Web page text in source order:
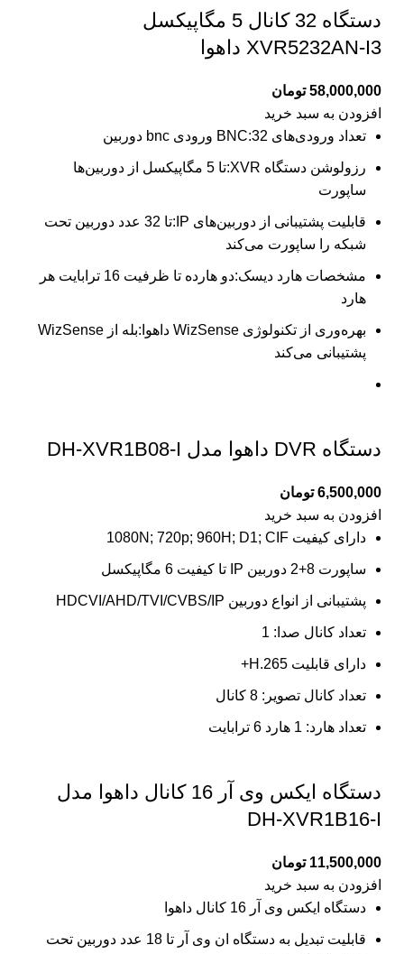
دستگاه 32 کانال 5 مگاپیکسل
XVR5232AN-I3 داهوا
58,000,000 تومان
افزودن به سبد خرید
تعداد ورودی‌های BNC:32 ورودی bnc دوربین
رزولوشن دستگاه XVR:تا 5 مگاپیکسل از دوربین‌ها
ساپورت
قابلیت پشتیبانی از دوربین‌های IP:تا 32 عدد دوربین تحت
شبکه را ساپورت می‌کند
مشخصات هارد دیسک:دو هارده تا ظرفیت 16 ترابایت هر
هارد
بهره‌وری از تکنولوژی WizSense داهوا:بله از WizSense
پشتیبانی می‌کند
دستگاه DVR داهوا مدل DH-XVR1B08-I
6,500,000 تومان
افزودن به سبد خرید
دارای کیفیت 1080N; 720p; 960H; D1; CIF
ساپورت 8+2 دوربین IP تا کیفیت 6 مگاپیکسل
پشتیبانی از انواع دوربین HDCVI/AHD/TVI/CVBS/IP
تعداد کانال صدا: 1
دارای قابلیت H.265+
تعداد کانال تصویر: 8 کانال
تعداد هارد: 1 هارد 6 ترابایت
دستگاه ایکس وی آر 16 کانال داهوا مدل
DH-XVR1B16-I
11,500,000 تومان
افزودن به سبد خرید
دستگاه ایکس وی آر 16 کانال داهوا
قابلیت تبدیل به دستگاه ان وی آر تا 18 عدد دوربین تحت